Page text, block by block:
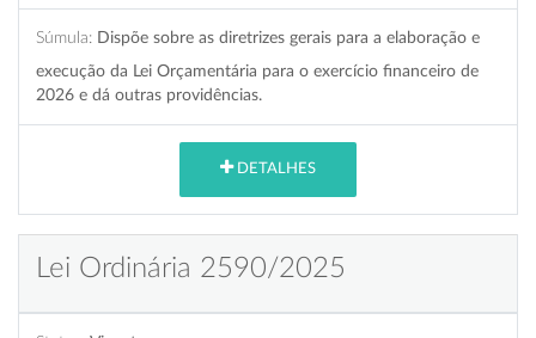
Súmula: Dispõe sobre as diretrizes gerais para a elaboração e
execução da Lei Orçamentária para o exercício financeiro de
2026 e dá outras providências.
DETALHES
Lei Ordinária 2590/2025